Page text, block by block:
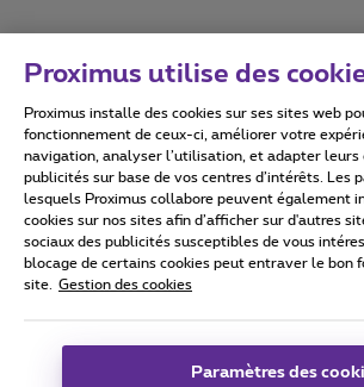
Conditions d'utilisation
Tous droits réservés. © 2026
Conditions générales, info consommateur
Coordonnées de l’entreprise
Proximus utilise des
Proximus installe des cookies sur ses sites web
fonctionnement de ceux-ci, améliorer votre
navigation, analyser l’utilisation, et adapter leurs
publicités sur base de vos centres d’intérêts. Les
lesquels Proximus collabore peuvent également
cookies sur nos sites afin d’afficher sur d'autres
sociaux des publicités susceptibles de vous
blocage de certains cookies peut entraver le bon
site.
Gestion des cookies
Paramètres des